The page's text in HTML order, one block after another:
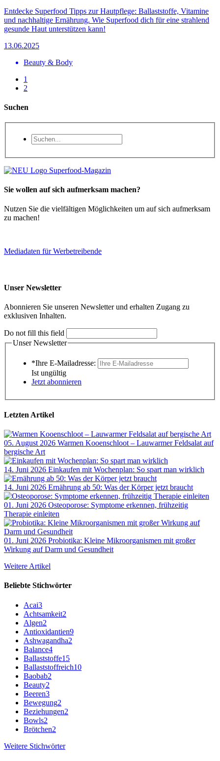
Entdecke Superfood Tipps zur Hautpflege: Ballaststoffe, Vitamine
und nachhaltige Ernährung. Wie Superfood dich für eine strahlend
gesunde Haut unterstützen kann!
13.06.2025
Beauty & Body
1
2
Suchen
Sie wollen auf sich aufmerksam machen?
Nutzen Sie die vielfältigen Möglichkeiten um auf sich aufmerksam
zu machen!
Mediadaten für Werbetreibende
Unser Newsletter
Abonnieren Sie unseren Newsletter und erhalten Zugang zu
exklusiven Inhalten.
Do not fill this field
Unser Newsletter
*Ihre E-Mailadresse:
Ist ungültig
Jetzt abonnieren
Letzten Artikel
05. August 2026 Warmen Kooenschloot – Lauwarmer Feldsalat auf
bergische Art
14. Juni 2026 Einkaufen mit Wochenplan: So spart man wirklich
14. Juni 2026 Ernährung ab 50: Was der Körper jetzt braucht
01. Juni 2026 Osteoporose: Symptome erkennen, frühzeitig
Therapie einleiten
01. Juni 2026 Probiotika: Kleine Mikroorganismen mit großer
Wirkung auf Darm und Gesundheit
Weitere Artikel
Beliebte Stichwörter
Acai3
Achtsamkeit2
Algen2
Antioxidantien9
Ashwagandha2
Balance4
Ballaststoffe15
Ballaststoffreich10
Baobab2
Beauty2
Beeren3
Bewegung2
Beziehungen2
Bowls2
Brötchen2
Weitere Stichwörter